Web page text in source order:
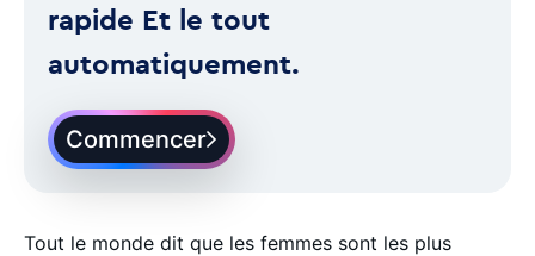
rapide Et le tout
automatiquement.
Commencer
Tout le monde dit que les femmes sont les plus